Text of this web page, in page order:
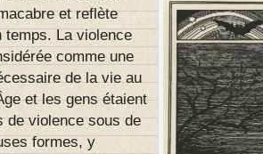
et reflète
temps. La violence
comme une
de la vie au
et les gens étaient
de violence sous de
formes, y